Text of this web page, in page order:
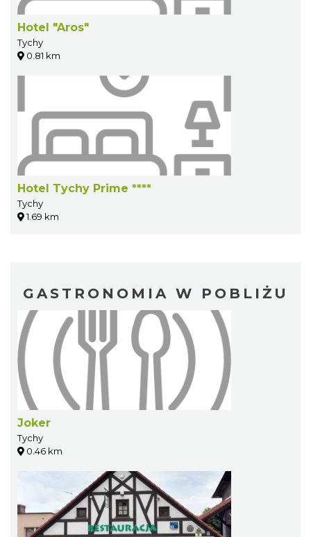
Hotel "Aros"
Tychy
0.81 km
Hotel Tychy Prime ****
Tychy
1.69 km
GASTRONOMIA W POBLIŻU
Joker
Tychy
0.46 km